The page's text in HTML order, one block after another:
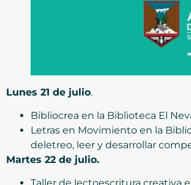
Lunes 21 de julio.
Bibliocrea en la Biblioteca El
Letras en Movimiento en la
deletreo, leer y desarrollar
Martes 22 de julio.